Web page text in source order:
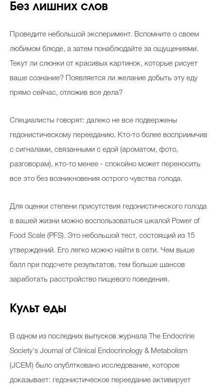
Без лишних слов
Проведите небольшой эксперимент. Вспомните о своем
любимом блюде, а затем понаблюдайте за ощущениями.
Текут ли слюнки от красивых картинок, которые рисует
ваше сознание? Появляется ли желание добыть эту еду
прямо сейчас, отложив все дела?
Специалисты говорят: далеко не все подвержены
гедонистическому перееданию. Кто-то более восприимчив
с сигналами, связанными с едой (ароматом, фото,
разговорам), кто-то менее - спокойно может переносить
все это без возникновения острого чувства голода.
Для оценки степени присутствия гедонистического голода
в вашей жизни можно воспользоваться шкалой Power of
Food Scale (PFS). Это небольшой тест, состоящий из 15
утверждений. Его легко можно найти в сети. Чем выше
балл при подсчете результатов, тем больше шансов
заработать расстройство пищевого поведения.
Культ еды
В одном из последних выпусков журнала The Endocrine
Society's Journal of Clinical Endocrinology & Metabolism
(JCEM) было опублтковано исследование, которое
доказывает: гедонистическое переедание активирует